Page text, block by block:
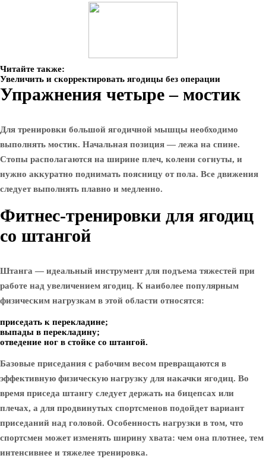
Читайте также:
Увеличить и скорректировать ягодицы без операции
Упражнения четыре – мостик
Для тренировки большой ягодичной мышцы необходимо
выполнять мостик. Начальная позиция — лежа на спине.
Стопы располагаются на ширине плеч, колени согнуты, и
нужно аккуратно поднимать поясницу от пола. Все движения
следует выполнять плавно и медленно.
Фитнес-тренировки для ягодиц
со штангой
Штанга — идеальный инструмент для подъема тяжестей при
работе над увеличением ягодиц. К наиболее популярным
физическим нагрузкам в этой области относятся:
приседать к перекладине;
выпады в перекладину;
отведение ног в стойке со штангой.
Базовые приседания с рабочим весом превращаются в
эффективную физическую нагрузку для накачки ягодиц. Во
время приседа штангу следует держать на бицепсах или
плечах, а для продвинутых спортсменов подойдет вариант
приседаний над головой. Особенность нагрузки в том, что
спортсмен может изменять ширину хвата: чем она плотнее, тем
интенсивнее и тяжелее тренировка.